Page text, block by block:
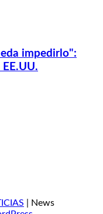
impedirlo":
| News